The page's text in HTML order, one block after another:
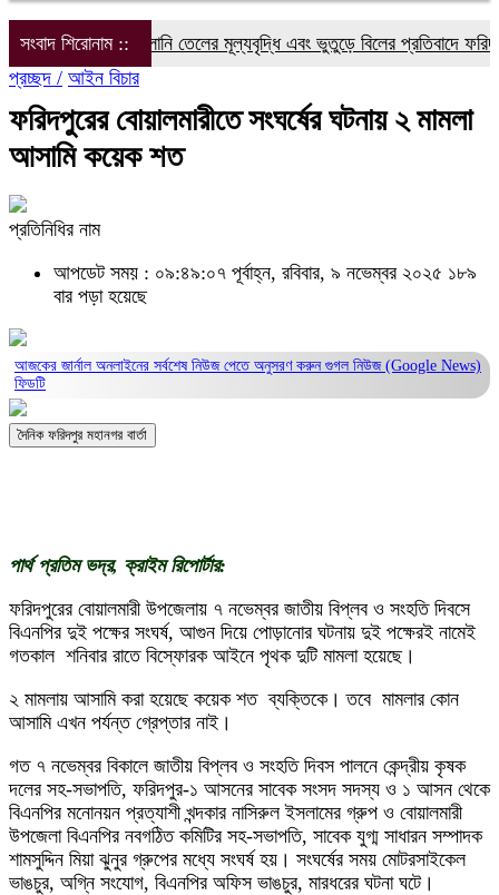
সংবাদ শিরোনাম ::
গ্যাস ও জ্বালানি তেলের মূল্যবৃদ্ধি এবং ভুতুড়ে বিলের প্রতিবাদে ফরিদপুরে
প্রচ্ছদ / আইন বিচার
ফরিদপুরের ‌বোয়ালমারীতে সংঘর্ষের ঘটনায় ২ মামলা
আসামি কয়েক শত
প্রতিনিধির নাম
আপডেট সময় : ০৯:৪৯:০৭ পূর্বাহ্ন, রবিবার, ৯ নভেম্বর ২০২৫ ১৮৯
বার পড়া হয়েছে
আজকের জার্নাল অনলাইনের সর্বশেষ নিউজ পেতে অনুসরণ করুন গুগল নিউজ (Google News)
ফিডটি
দৈনিক ফরিদপুর মহানগর বার্তা
পার্থ প্রতিম ভদ্র, ক্রাইম রিপোর্টার:
ফরিদপুরের বোয়ালমারী উপজেলায় ৭ নভেম্বর জাতীয় বিপ্লব ও সংহতি দিবসে
বিএনপির দুই পক্ষের সংঘর্ষ, আগুন দিয়ে পোড়ানোর ঘটনায় দুই পক্ষেরই নামেই
গতকাল শনিবার রাতে বিস্ফোরক আইনে পৃথক দুটি মামলা হয়েছে।
২ মামলায় আসামি করা হয়েছে কয়েক শত ‌ ব্যক্তিকে। তবে মামলার কোন
আসামি এখন পর্যন্ত গ্রেপ্তার নাই।
গত ৭ নভেম্বর বিকালে জাতীয় বিপ্লব ও সংহতি দিবস পালনে কেন্দ্রীয় কৃষক
দলের সহ-সভাপতি, ফরিদপুর-১ আসনের সাবেক সংসদ সদস্য ও ১ আসন থেকে
বিএনপির মনোনয়ন প্রত্যাশী খন্দকার নাসিরুল ইসলামের গ্রুপ ও বোয়ালমারী
উপজেলা বিএনপির নবগঠিত কমিটির সহ-সভাপতি, সাবেক যুগ্ম সাধারন সম্পাদক
শামসুদ্দিন মিয়া ঝুনুর গ্রুপের মধ্যে সংঘর্ষ হয়। সংঘর্ষের সময় মোটরসাইকেল
ভাঙচুর, অগ্নি সংযোগ, বিএনপির অফিস ভাঙচুর, মারধরের ঘটনা ঘটে।